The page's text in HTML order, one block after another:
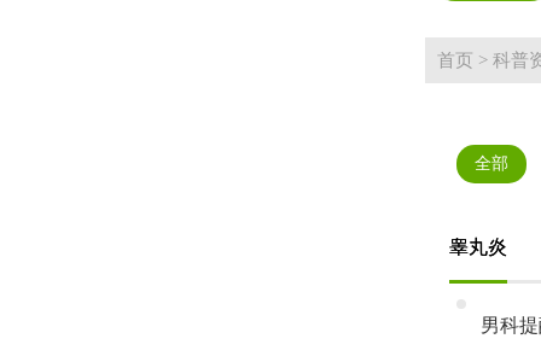
首页 > 科普
全部
睾丸炎
男科